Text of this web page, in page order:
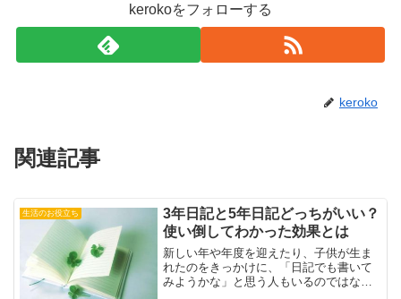
kerokoをフォローする
keroko
関連記事
生活のお役立ち
3年日記と5年日記どっちがいい？
使い倒してわかった効果とは
新しい年や年度を迎えたり、子供が生ま
れたのをきっかけに、「日記でも書いて
みようかな」と思う人もいるのではない